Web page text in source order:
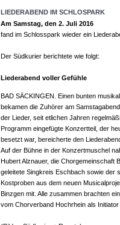
LIEDERABEND IM SCHLOSPARK
Am Samstag, den 2. Juli 2016
fand im Schlosspark wieder ein
Der Südkurier berichtete wie folgt:
Liederabend voller Gefühle
BAD SÄCKINGEN. Einen bunten
bekamen die Zuhörer am
der Lieder, seit etlichen Jahren
Programm eingefügte Konzertteil, der
besetzt war, bereicherte den
Auf der Bühne in der Konzertmuschel
Hubert Alznauer, die Chorgemeinschaft
geleitete Singkreis Eschbach sowie der
Kostproben aus dem neuen
Binzgen mit. Alle zusammen brachten
vom Chorverband Hochrhein als